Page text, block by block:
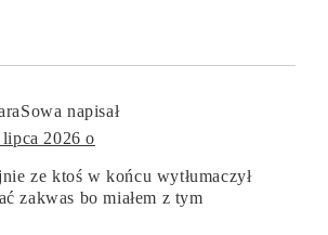
napisał
lipca 2026 o
ze ktoś w końcu wytłumaczył
zakwas bo miałem z tym